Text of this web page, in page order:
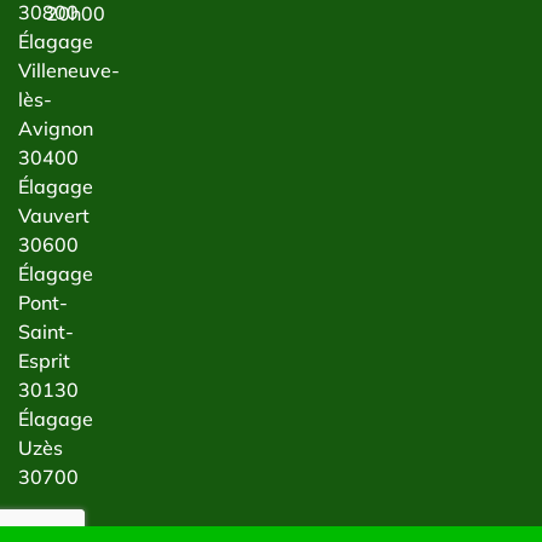
30800
Élagage
Villeneuve-
lès-
Avignon
30400
Élagage
Vauvert
30600
Élagage
Pont-
Saint-
Esprit
30130
Élagage
Uzès
30700
20h00